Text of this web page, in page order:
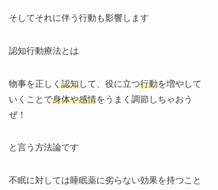
そしてそれに伴う行動も影響します
認知行動療法とは
物事を正しく 認知して、役に立つ行動を増やして
いくことで身体や感情をうまく調節しちゃおう
ぜ！
と言う方法論です
不眠に対しては睡眠薬に劣らない効果を持つこと